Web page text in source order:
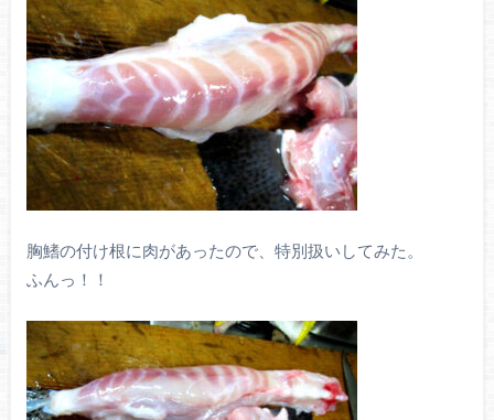
胸鰭の付け根に肉があったので、特別扱いしてみた。
ふんっ！！